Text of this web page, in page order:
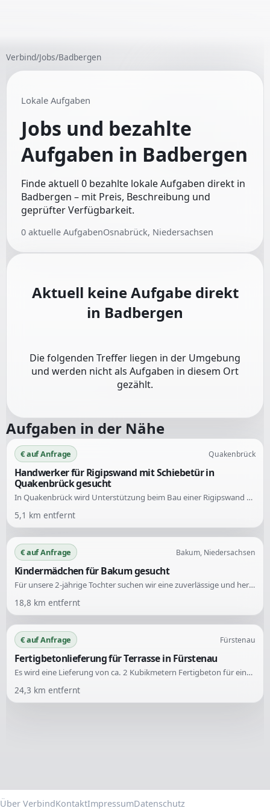
Verbind/Jobs/Badbergen
Lokale Aufgaben
Jobs und bezahlte
Aufgaben in Badbergen
Finde aktuell 0 bezahlte lokale Aufgaben direkt in
Badbergen – mit Preis, Beschreibung und
geprüfter Verfügbarkeit.
0 aktuelle AufgabenOsnabrück, Niedersachsen
Aktuell keine Aufgabe direkt
in Badbergen
Die folgenden Treffer liegen in der Umgebung
und werden nicht als Aufgaben in diesem Ort
gezählt.
Aufgaben in der Nähe
€ auf Anfrage Quakenbrück
Handwerker für Rigipswand mit Schiebetür in
Quakenbrück gesucht
In Quakenbrück wird Unterstützung beim Bau einer Rigipswand mit Schiebetür gesucht. Die Arbeiten umfassen den Aufbau eines Ständerwerks, die Montage von Rigipsplatten sowie den Einbau der Schiebetür.
5,1 km entfernt
€ auf Anfrage Bakum, Niedersachsen
Kindermädchen für Bakum gesucht
Für unsere 2-jährige Tochter suchen wir eine zuverlässige und herzliche Betreuung. Es wird eine liebevolle Unterstützung für spielerische Aktivitäten und kreative Beschäftigungen benötigt.
18,8 km entfernt
€ auf Anfrage Fürstenau
Fertigbetonlieferung für Terrasse in Fürstenau
Es wird eine Lieferung von ca. 2 Kubikmetern Fertigbeton für eine Terrasse in Fürstenau gesucht. Die Zufahrt ist auch für Lkw geeignet.
24,3 km entfernt
Über VerbindKontaktImpressumDatenschutz